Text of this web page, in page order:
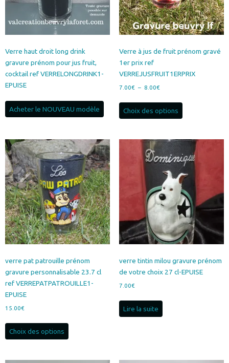
Verre haut droit long drink
gravure prénom pour jus fruit,
cocktail ref VERRELONGDRINK1-
EPUISE
Acheter le NOUVEAU modèle
Verre à jus de fruit prénom gravé
1er prix ref
VERREJUSFRUIT1ERPRIX
7.00€ – 8.00€Plage
7.00€
Choix des options
variations.
Les
options
peuvent
être
choisies
sur
la
page
du
produit
verre pat patrouille prénom
gravure personnalisable 23.7 cl
ref VERREPATPATROUILLE1-
EPUISE
15.00€
Choix des options
verre tintin milou gravure prénom
de votre choix 27 cl-EPUISE
7.00€
Lire la suite